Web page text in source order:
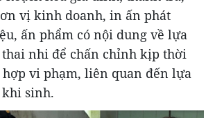
vị kinh doanh, in ấn phát
ấn phẩm có nội dung về lựa
nhi để chấn chỉnh kịp thời
vi phạm, liên quan đến lựa
sinh.